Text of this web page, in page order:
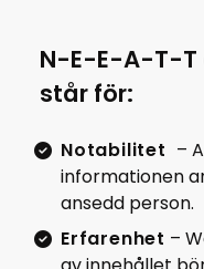
N-E-E-A-T-T
står för:
Notabilitet –
informationen
ansedd person.
Erfarenhet –